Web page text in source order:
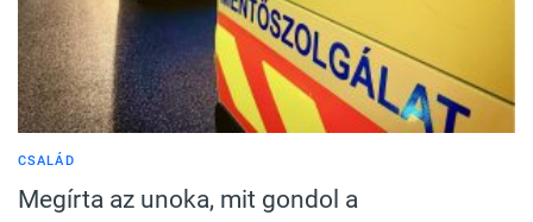
CSALÁD
Megírta az unoka, mit gondol a